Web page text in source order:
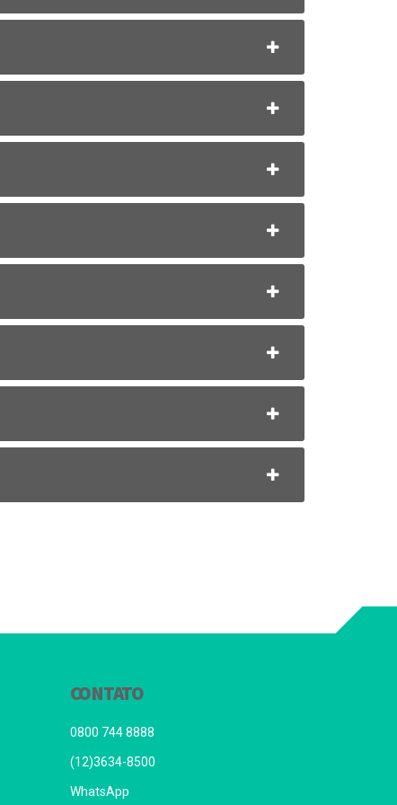
CONTATO
0800 744 8888
(12)3634-8500
WhatsApp